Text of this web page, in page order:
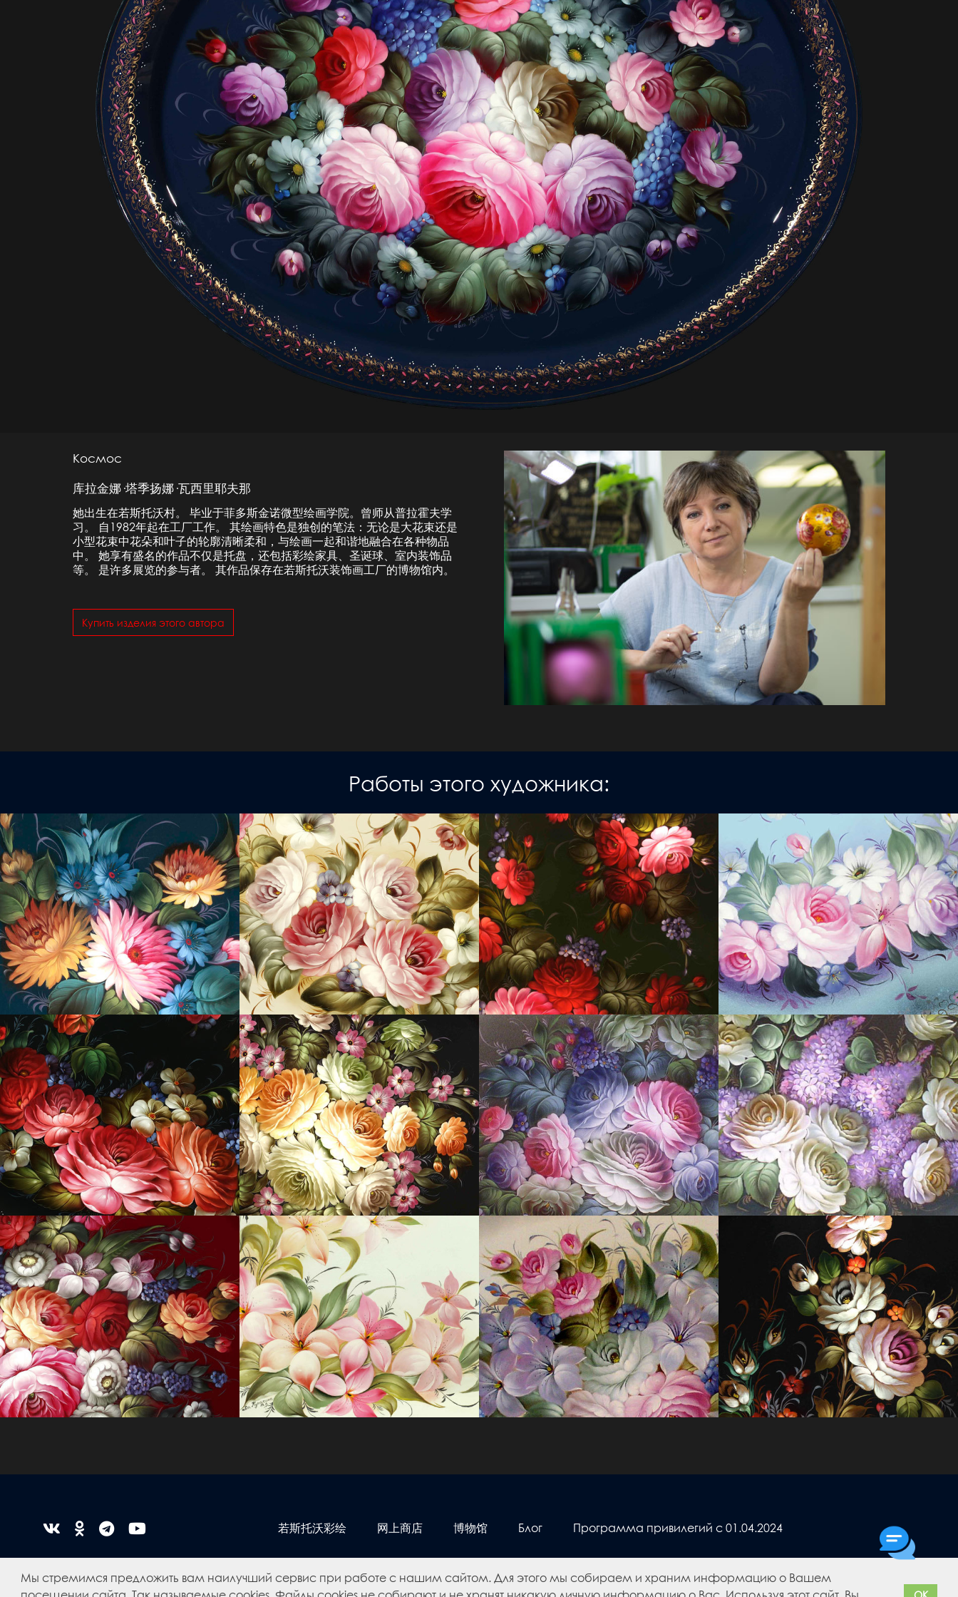
Космос
库拉金娜·塔季扬娜·瓦西里耶夫那
她出生在若斯托沃村。 毕业于菲多斯金诺微型绘画学院。曾师从普拉霍夫学
习。 自1982年起在工厂工作。 其绘画特色是独创的笔法：无论是大花束还是
小型花束中花朵和叶子的轮廓清晰柔和，与绘画一起和谐地融合在各种物品
中。 她享有盛名的作品不仅是托盘，还包括彩绘家具、圣诞球、室内装饰品
等。 是许多展览的参与者。 其作品保存在若斯托沃装饰画工厂的博物馆内。
Купить изделия этого автора
Работы этого художника:
若斯托沃彩绘 网上商店 博物馆 Блог Программа привилегий с 01.04.2024
Сделано в QS50.ru
Мы стремимся предложить вам наилучший сервис при работе с нашим сайтом. Для этого мы собираем и храним информацию о Вашем